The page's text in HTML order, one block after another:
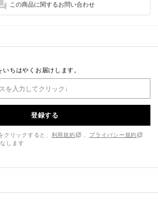
この商品に関するお問い合わせ
ちはやくお届けします。
登録する
リックすると、 利用規約
プライバシー規約
します